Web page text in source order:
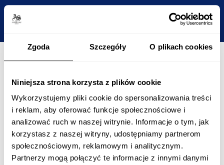
Zgoda Szczegóły O plikach cookies
Niniejsza strona korzysta z plików cookie
Wykorzystujemy pliki cookie do spersonalizowania treści
i reklam, aby oferować funkcje społecznościowe i
analizować ruch w naszej witrynie. Informacje o tym, jak
korzystasz z naszej witryny, udostępniamy partnerom
społecznościowym, reklamowym i analitycznym.
Partnerzy mogą połączyć te informacje z innymi danymi